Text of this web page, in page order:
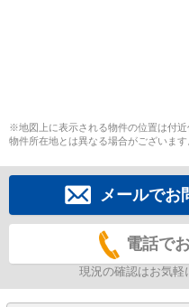
※地図上に表示される物件の位置は付
物件所在地とは異なる場合がございます
メールでお
電話で
現況の確認はお気軽